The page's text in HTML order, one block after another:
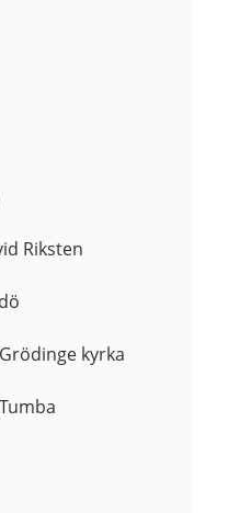
Riksten
kyrka